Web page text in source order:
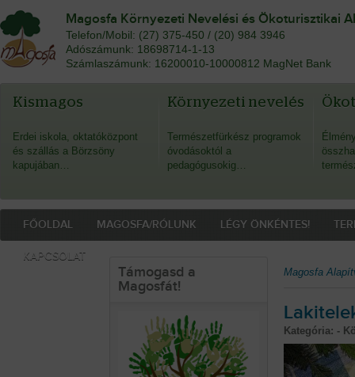
Magosfa Környezeti Nevelési és Ökoturisztikai
Telefon/Mobil: (27) 375-450 / (20) 984 3946
Adószámunk: 18698714-1-13
Számlaszámunk: 16200010-10000812 MagNet Bank
Kismagos
Erdei iskola, oktatóközpont
és szállás a Börzsöny
kapujában…
Környezeti nevelés
Természetfürkész programok
óvodásoktól a
pedagógusokig…
FŐOLDAL MAGOSFA/RÓLUNK LÉGY ÖNKÉNTES!
KAPCSOLAT
Támogasd a
Magosfát!
Magosfa
Kategória: -